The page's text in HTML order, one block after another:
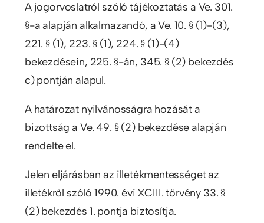
A jogorvoslatról szóló tájékoztatás a Ve. 301.
§-a alapján alkalmazandó, a Ve. 10. § (1)-(3),
221. § (1), 223. § (1), 224. § (1)-(4)
bekezdésein, 225. §-án, 345. § (2) bekezdés
c) pontján alapul.
A határozat nyilvánosságra hozását a
bizottság a Ve. 49. § (2) bekezdése alapján
rendelte el.
Jelen eljárásban az illetékmentességet az
illetékről szóló 1990. évi XCIII. törvény 33. §
(2) bekezdés 1. pontja biztosítja.